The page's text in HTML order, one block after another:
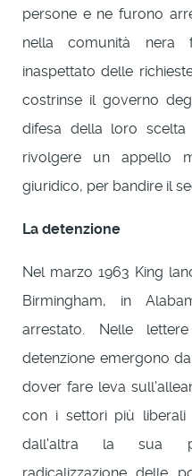
persone e ne furono
nella comunità nera
inaspettato delle
costrinse il governo
difesa della loro
rivolgere un appello
giuridico, per bandire il
La detenzione
Nel marzo 1963 King
Birmingham, in
arrestato. Nelle
detenzione emergono
dover fare leva
con i settori più liberali
dall'altra la sua